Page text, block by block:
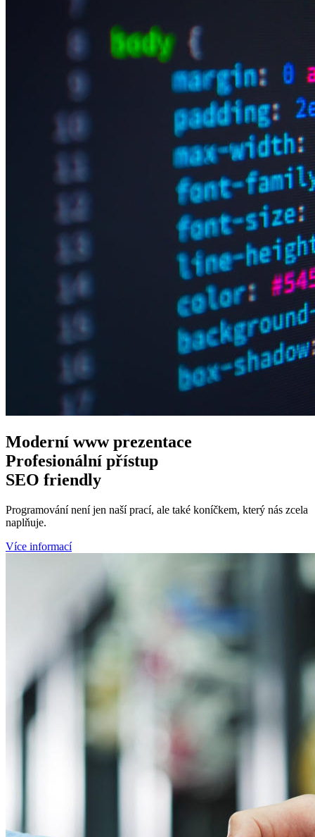
Moderní wwwprezentace
Profesionální přístup
SEO friendly
Programování není jen naší prací, ale také koníčkem, který nás zcela
naplňuje.
Více informací